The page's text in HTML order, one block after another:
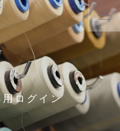
用ログイン